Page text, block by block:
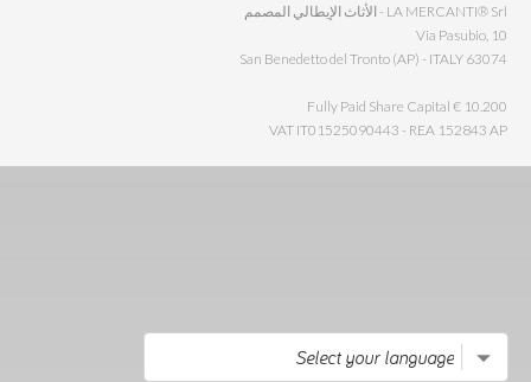
LA MERCANTI® Srl - الأثاث الإيطالي المصمم
Via Pasubio, 10
63074 San Benedetto del Tronto (AP) - ITALY
Fully Paid Share Capital € 10.200
VAT IT01525090443 - REA 152843 AP